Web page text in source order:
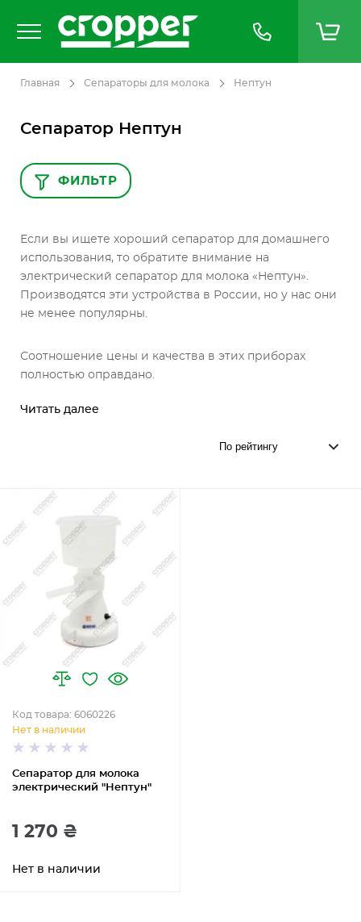
Главная Сепараторы для молока Нептун
Сепаратор Нептун
Если вы ищете хороший сепаратор для домашнего
использования, то обратите внимание на
электрический сепаратор для молока «Нептун».
Производятся эти устройства в России, но у нас они
не менее популярны.
Соотношение цены и качества в этих приборах
полностью оправдано.
Читать далее
Сепаратор для молока
электрический "Нептун"
Код товара: 6060226
Нет в наличии
1 270 ₴
Нет в наличии
ФИЛЬТР